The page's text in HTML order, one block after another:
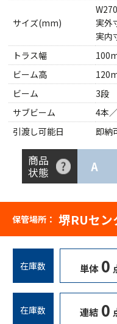
サイズ(mm)
実外
実内
トラス幅
ビーム高
ビーム
3段
サブビーム
4本
引渡し可能日
即納
商品
状態
A
保管場所： 堺RUセ
在庫数 単体 0
在庫数 連結 0